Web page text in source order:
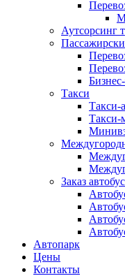
Аутсорсинг
Такси
Такси-
Такси-
Заказ
Автопарк
Цены
Контакты